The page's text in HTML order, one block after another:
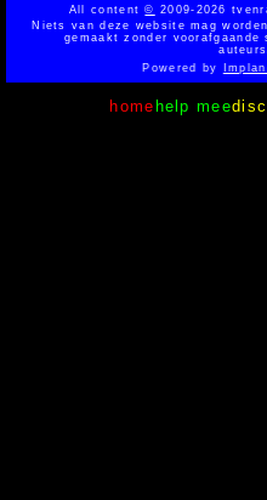
All content© 2009-2026
Niets van deze website mag
gemaakt zonder
Powered by
home help mee